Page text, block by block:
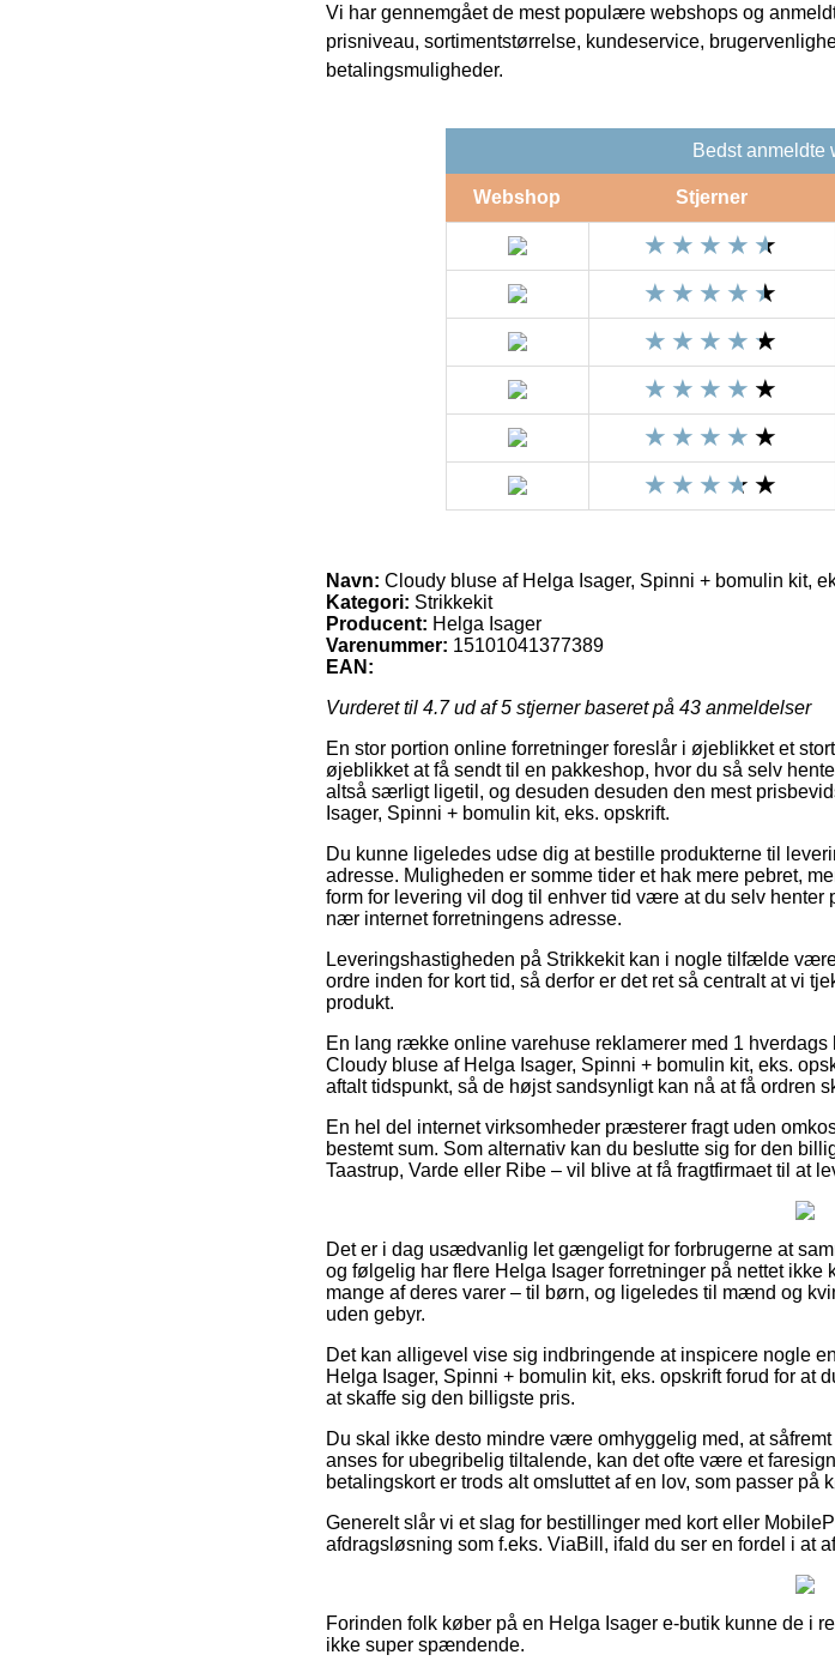
Vi har gennemgået de mest populære webshops og
prisniveau, sortimentstørrelse, kundeservice,
betalingsmuligheder.
Bedst anmeldte
Webshop Stjerner
Navn: Cloudy bluse af Helga Isager, Spinni + bomulin kit,
Kategori: Strikkekit
Producent: Helga Isager
Varenummer: 15101041377389
EAN:
Vurderet til 4.7ud af 5 stjerner baseret på 43 anmeldelser
En stor portion online forretninger foreslår i øjeblikket et
øjeblikket at få sendt til en pakkeshop, hvor du så selv
altså særligt ligetil, og desuden desuden den mest
Isager, Spinni + bomulin kit, eks. opskrift.
Du kunne ligeledes udse dig at bestille produkterne til
adresse. Muligheden er somme tider et hak mere pebret,
form for levering vil dog til enhver tid være at du selv henter
nær internet forretningens adresse.
Leveringshastigheden på Strikkekit kan i nogle tilfælde
ordre inden for kort tid, så derfor er det ret så centralt at vi
produkt.
En lang række online varehuse reklamerer med 1
Cloudy bluse af Helga Isager, Spinni + bomulin kit, eks.
aftalt tidspunkt, så de højst sandsynligt kan nå at få ordren
En hel del internet virksomheder præsterer fragt uden
bestemt sum. Som alternativ kan du beslutte sig for den
Taastrup, Varde eller Ribe – vil blive at få fragtfirmaet til at
Det er i dag usædvanlig let gængeligt for forbrugerne at
og følgelig har flere Helga Isager forretninger på nettet
mange af deres varer – til børn, og ligeledes til mænd og
uden gebyr.
Det kan alligevel vise sig indbringende at inspicere nogle
Helga Isager, Spinni + bomulin kit, eks. opskrift forud for at
at skaffe sig den billigste pris.
Du skal ikke desto mindre være omhyggelig med, at
anses for ubegribelig tiltalende, kan det ofte være et
betalingskort er trods alt omsluttet af en lov, som passer på
Generelt slår vi et slag for bestillinger med kort eller
afdragsløsning som f.eks. ViaBill, ifald du ser en fordel i at
Forinden folk køber på en Helga Isager e-butik kunne de i
ikke super spændende.